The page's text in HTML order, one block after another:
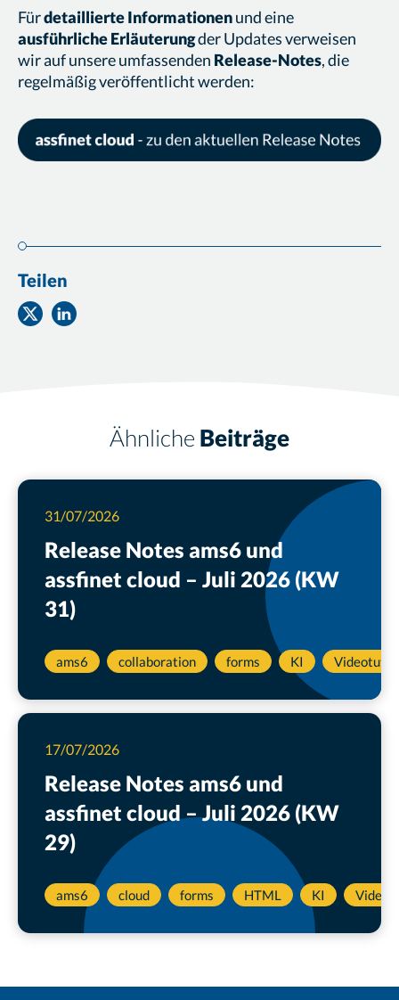
Fürdetaillierte Informationenund eine
ausführliche Erläuterungder Updates verweisen
wir auf unsere umfassenden Release-Notes, die
regelmäßig veröffentlicht werden:
Teilen
Teilen
auf
Teilen
auf
Ähnliche Beiträge
Release Notes ams6 und
assfinet cloud – Juli 2026 (KW
31)
31/07/2026
ams6 collaboration forms KI
Release Notes ams6 und
assfinet cloud – Juli 2026 (KW
29)
17/07/2026
ams6 cloud forms HTML KI